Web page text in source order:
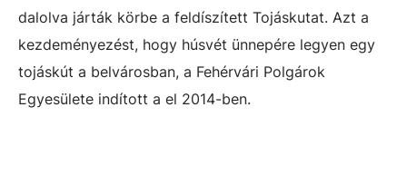
dalolva járták körbe a feldíszített Tojáskutat. Azt a
kezdeményezést, hogy húsvét ünnepére legyen egy
tojáskút a belvárosban, a Fehérvári Polgárok
Egyesülete indított a el 2014-ben.